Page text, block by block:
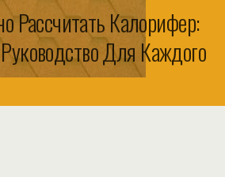
Рассчитать Калорифер:
Для Каждого